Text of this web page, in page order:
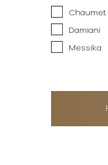
Chaumet
Damiani
Messika